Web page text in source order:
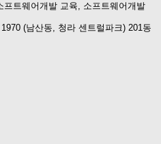
트웨어개발 교육, 소프트웨어개발
(남산동, 청라 센트럴파크) 201동